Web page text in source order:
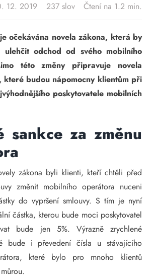
Blog
Kontakt
12. 2019 237 slov Čtení na 1.2 min.
očekávána novela zákona, která by
ulehčit odchod od svého mobilního
této změny připravuje novela
které budou nápomocny klientům při
poskytovatele mobilních
sankce za změnu
zákona byli klienti, kteří chtěli před
změnit mobilního operátora nuceni
do vypršení smlouvy. S tím je nyní
částka, kterou bude moci poskytovatel
bude jen 5%. Výrazně zrychlené
bude i převedení čísla u stávajícího
které bylo pro mnoho klientů